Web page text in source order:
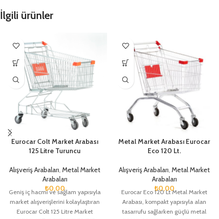
İlgili ürünler
Eurocar Colt Market Arabası
125 Litre Turuncu
Alışveriş Arabaları, Metal Market
Arabaları
₺0,00
Geniş iç hacmi ve sağlam yapısıyla
market alışverişlerini kolaylaştıran
Eurocar Colt 125 Litre Market
Metal Market Arabası Eurocar
Eco 120 Lt.
Alışveriş Arabaları, Metal Market
Arabaları
₺0,00
Eurocar Eco 120 Lt Metal Market
Arabası, kompakt yapısıyla alan
tasarrufu sağlarken güçlü metal